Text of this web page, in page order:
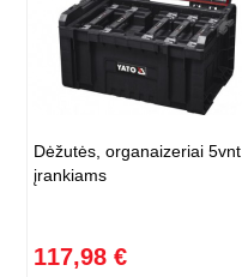
Dėžutės, organaizeriai 5vnt
įrankiams
117,98 €